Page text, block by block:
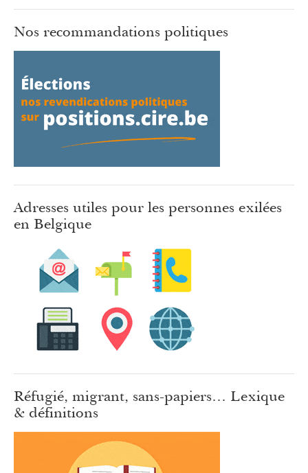
Nos recommandations politiques
Adresses utiles pour les personnes exilées
en Belgique
Réfugié, migrant, sans-papiers… Lexique
& définitions